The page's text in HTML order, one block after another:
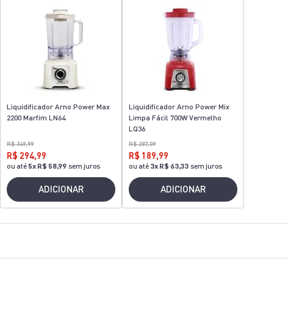
Liquidificador Arno Power Max
2200 Marfim LN64
R$ 349,99
R$ 294,99
ou até 5x R$ 58,99 sem juros
ADICIONAR
Liquidificador Arno Power Mix
Limpa Fácil 700W Vermelho
LQ36
R$ 287,09
R$ 189,99
ou até 3x R$ 63,33 sem juros
ADICIONAR